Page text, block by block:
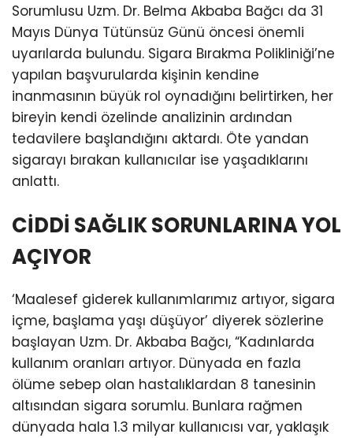
Sorumlusu Uzm. Dr. Belma Akbaba Bağcı da 31
Mayıs Dünya Tütünsüz Günü öncesi önemli
uyarılarda bulundu. Sigara Bırakma Polikliniği’ne
yapılan başvurularda kişinin kendine
inanmasının büyük rol oynadığını belirtirken, her
bireyin kendi özelinde analizinin ardından
tedavilere başlandığını aktardı. Öte yandan
sigarayı bırakan kullanıcılar ise yaşadıklarını
anlattı.
CİDDİ SAĞLIK SORUNLARINA YOL
AÇIYOR
‘Maalesef giderek kullanımlarımız artıyor, sigara
içme, başlama yaşı düşüyor’ diyerek sözlerine
başlayan Uzm. Dr. Akbaba Bağcı, “Kadınlarda
kullanım oranları artıyor. Dünyada en fazla
ölüme sebep olan hastalıklardan 8 tanesinin
altısından sigara sorumlu. Bunlara rağmen
dünyada hala 1.3 milyar kullanıcısı var, yaklaşık